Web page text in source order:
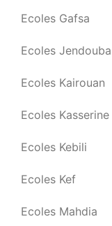
Ecoles Gafsa
Ecoles Jendouba
Ecoles Kairouan
Ecoles Kasserine
Ecoles Kebili
Ecoles Kef
Ecoles Mahdia